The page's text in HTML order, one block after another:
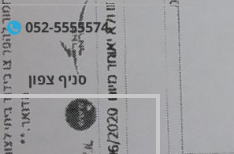
052-5555574
סניף צפון